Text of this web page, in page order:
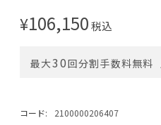
¥106,150税込
最大30回分割手数料無料
コード: 2100000206407